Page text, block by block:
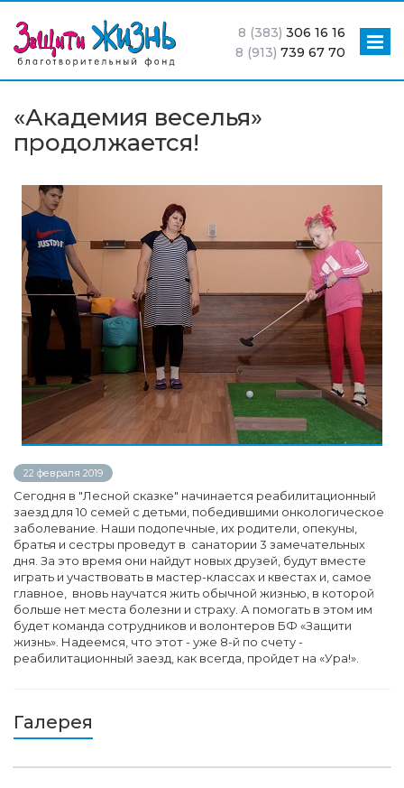
8 (383) 306 16 16
8 (913) 739 67 70
«Академия веселья»
продолжается!
22 февраля 2019
Сегодня в "Лесной сказке" начинается реабилитационный
заезд для 10 семей с детьми, победившими онкологическое
заболевание. Наши подопечные, их родители, опекуны,
братья и сестры проведут в санатории 3 замечательных
дня. За это время они найдут новых друзей, будут вместе
играть и участвовать в мастер-классах и квестах и, самое
главное, вновь научатся жить обычной жизнью, в которой
больше нет места болезни и страху. А помогать в этом им
будет команда сотрудников и волонтеров БФ «Защити
жизнь». Надеемся, что этот - уже 8-й по счету -
реабилитационный заезд, как всегда, пройдет на «Ура!».
Галерея